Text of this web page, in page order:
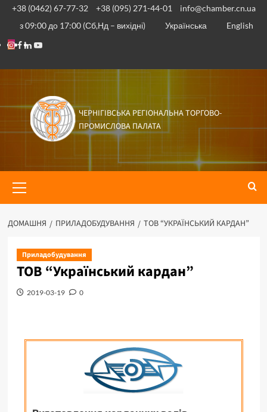
+38 (0462) 67-77-32 +38 (095) 271-44-01
info@chamber.cn.ua
з 09:00 до 17:00 (Сб,Нд – вихідні)
Українська English
ЧЕРНІГІВСЬКА РЕГІОНАЛЬНА ТОРГОВО-
ПРОМИСЛОВА ПАЛАТА
ДОМАШНЯ ПРИЛАДОБУДУВАННЯ ТОВ “УКРАЇНСЬКИЙ КАРДАН”
Приладобудування
ТОВ “Український кардан”
2019-03-19 0